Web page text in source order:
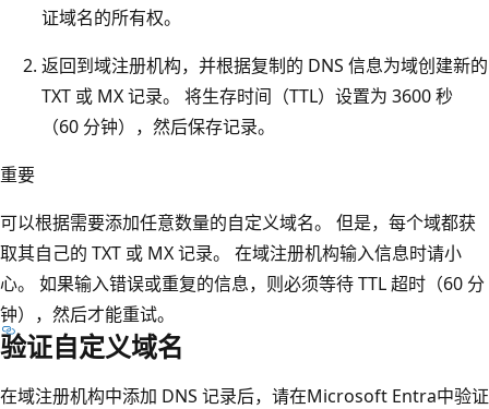
证域名的所有权。
返回到域注册机构，并根据复制的 DNS 信息为域创建新的
TXT 或 MX 记录。 将生存时间（TTL）设置为 3600 秒
（60 分钟），然后保存记录。
重要
可以根据需要添加任意数量的自定义域名。 但是，每个域都获
取其自己的 TXT 或 MX 记录。 在域注册机构输入信息时请小
心。 如果输入错误或重复的信息，则必须等待 TTL 超时（60 分
钟），然后才能重试。
验证自定义域名
在域注册机构中添加 DNS 记录后，请在Microsoft Entra中验证